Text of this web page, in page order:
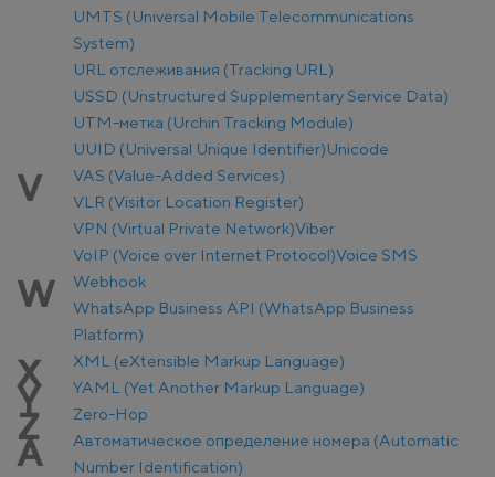
UMTS (Universal Mobile Telecommunications
System)
URL отслеживания (Tracking URL)
USSD (Unstructured Supplementary Service Data)
UTM-метка (Urchin Tracking Module)
UUID (Universal Unique Identifier)Unicode
V
VAS (Value-Added Services)
VLR (Visitor Location Register)
VPN (Virtual Private Network)Viber
VoIP (Voice over Internet Protocol)Voice SMS
W
Webhook
WhatsApp Business API (WhatsApp Business
Platform)
X XML (eXtensible Markup Language)
Y YAML (Yet Another Markup Language)
Z Zero-Hop
А
Автоматическое определение номера (Automatic
Number Identification)